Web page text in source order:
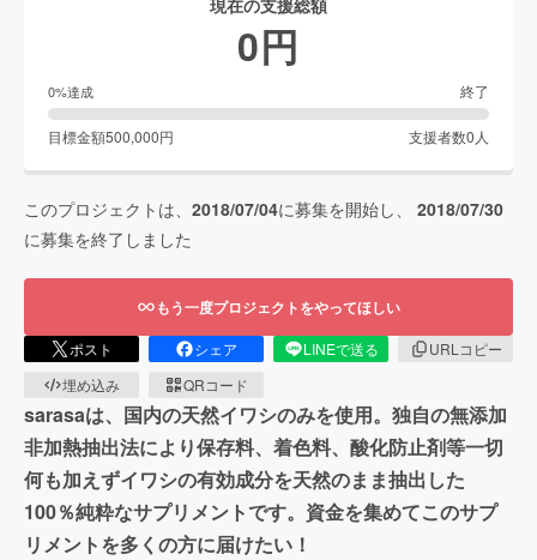
現在の支援総額
0円
0%達成 終了
目標金額500,000円 支援者数0 人
このプロジェクトは、 2018/07/04に募集を開始し、 2018/07/30
に募集を終了しました
もう一度プロジェクトをやってほしい
ポスト シェア LINEで送る
URLコピー
埋め込み
QRコード
sarasaは、国内の天然イワシのみを使用。独自の無添加
非加熱抽出法により保存料、着色料、酸化防止剤等一切
何も加えずイワシの有効成分を天然のまま抽出した
100％純粋なサプリメントです。資金を集めてこのサプ
リメントを多くの方に届けたい！